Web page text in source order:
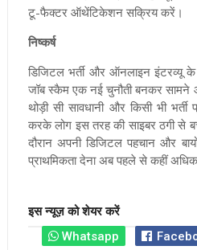
टू-फैक्टर ऑथेंटिकेशन सक्रिय करें।
निष्कर्ष
डिजिटल भर्ती और ऑनलाइन इंटरव्यू
जॉब स्कैम एक नई चुनौती बनकर सामने
थोड़ी सी सावधानी और किसी भी
करके लोग इस तरह की साइबर ठगी से
दौरान अपनी डिजिटल पहचान और
प्राथमिकता देना अब पहले से कहीं
इस न्यूज़ को शेयर करें
Whatsapp